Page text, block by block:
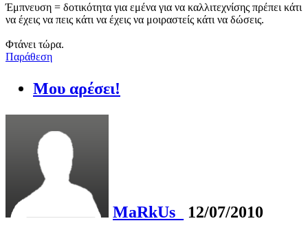
Έμπνευση = δοτικότητα για εμένα για να καλλιτεχνίσης πρέπει κάτι
να έχεις να πεις κάτι να έχεις να μοιραστείς κάτι να δώσεις.
Φτάνει τώρα.
Παράθεση
Μου αρέσει!
MaRkUs_ 12/07/2010